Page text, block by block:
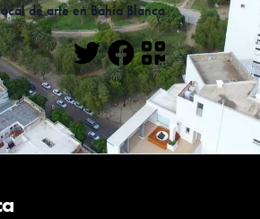
de arte en Bahía Blanca
TwitterFacebook
QR